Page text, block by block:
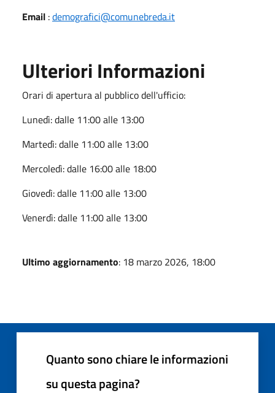
Email :demografici@comunebreda.it
Ulteriori Informazioni
Orari di apertura al pubblico dell'ufficio:
Lunedì: dalle 11:00 alle 13:00
Martedì: dalle 11:00 alle 13:00
Mercoledì: dalle 16:00 alle 18:00
Giovedì: dalle 11:00 alle 13:00
Venerdì: dalle 11:00 alle 13:00
Ultimo aggiornamento: 18 marzo 2026, 18:00
Quanto sono chiare le informazioni
su questa pagina?